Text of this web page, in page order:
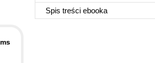
Spis treści ebooka